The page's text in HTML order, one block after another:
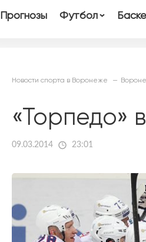
Прогнозы Футбол
Новости спорта в Воронеже
«Торпедо»
09.03.2014 23:01